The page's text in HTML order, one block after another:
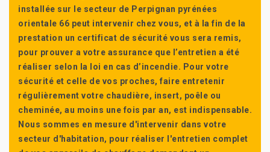
installée sur le secteur de Perpignan pyrénées
orientale 66 peut intervenir chez vous, et à la fin de la
prestation un certificat de sécurité vous sera remis,
pour prouver a votre assurance que l’entretien a été
réaliser selon la loi en cas d’incendie. Pour votre
sécurité et celle de vos proches, faire entretenir
régulièrement votre chaudière, insert, poêle ou
cheminée, au moins une fois par an, est indispensable.
Nous sommes en mesure d'intervenir dans votre
secteur d'habitation, pour réaliser l'entretien complet